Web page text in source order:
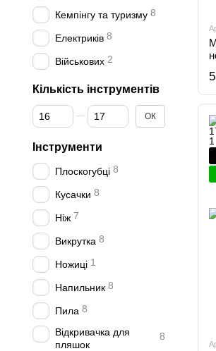
Кемпінгу та туризму 8
Електриків 8
Військових 2
Кількість інструментів
Від Кількість інструментів
До Кількість інструментів ОК
Інструменти
Плоскогубці 8
Кусачки 8
Ніж 7
Викрутка 8
Ножиці 1
Напильник 8
Пила 8
Відкривачка для
пляшок
8